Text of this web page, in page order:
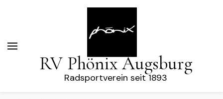
RV Phönix Augsburg
Radsportverein seit 1893